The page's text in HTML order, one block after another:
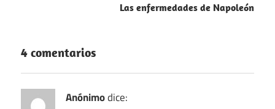
Las enfermedades de Napoleón
4 comentarios
Anónimodice: